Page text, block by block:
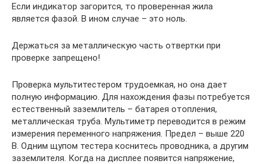
Если индикатор загорится, то проверенная жила
является фазой. В ином случае – это ноль.
Держаться за металлическую часть отвертки при
проверке запрещено!
Проверка мультитестером трудоемкая, но она дает
полную информацию. Для нахождения фазы потребуется
естественный заземлитель – батарея отопления,
металлическая труба. Мультиметр переводится в режим
измерения переменного напряжения. Предел – выше 220
В. Одним щупом тестера коснитесь проводника, а другим
заземлителя. Когда на дисплее появится напряжение,